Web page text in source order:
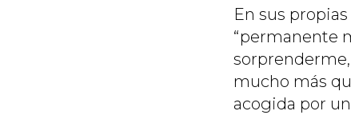
En sus
“permanente
mucho más
acogida por